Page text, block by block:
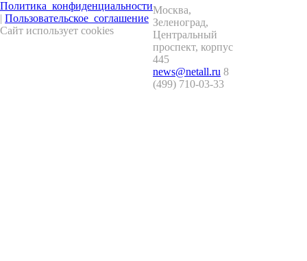
Политика_конфиденциальности
| Пользовательское_соглашение
Сайт использует cookies
Москва,
Зеленоград,
Центральный
проспект, корпус
445
news@netall.ru 8
(499) 710-03-33